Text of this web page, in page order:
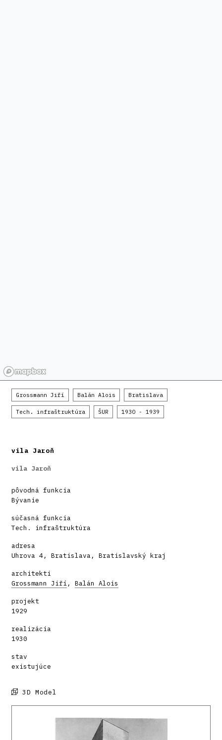
Grossmann Jiří Balán Alois Bratislava
Tech. infraštruktúra ŠUR 1930 - 1939
vila Jaroň
vila Jaroň
pôvodná funkcia
Bývanie
súčasná funkcia
Tech. infraštruktúra
adresa
Uhrova 4, Bratislava, Bratislavský kraj
architekti
Grossmann Jiří, Balán Alois
projekt
1929
realizácia
1930
stav
existujúce
3D Model